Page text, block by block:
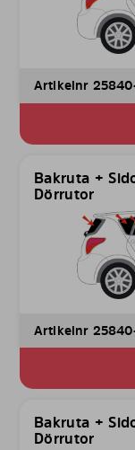
Artikelnr
Bakruta +
Dörrutor
Artikelnr
Bakruta +
Dörrutor